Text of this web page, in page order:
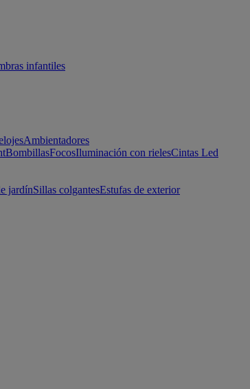
infantiles
Ambientadores
BombillasFocosIluminación con rielesCintas Led
jardínSillas colgantesEstufas de exterior